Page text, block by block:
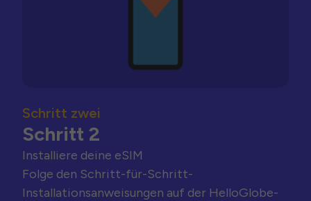
Schritt zwei
Schritt 2
Installiere deine eSIM
Folge den Schritt-für-Schritt-
Installationsanweisungen auf der HelloGlobe-